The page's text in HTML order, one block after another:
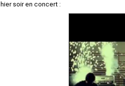
hier soir en concert :